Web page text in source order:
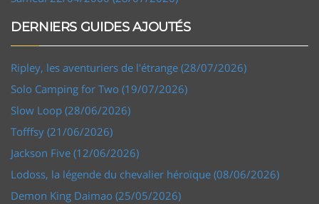
DERNIERS GUIDES AJOUTÉS
Ripley, les aventuriers de l'étrange (28/07/2026)
Solo Camping for Two (19/07/2026)
Slow Loop (28/06/2026)
Tofffsy (21/06/2026)
Jackson Five (12/06/2026)
Lodoss, la légende du chevalier héroïque (08/06/2026)
Demon King Daimao (25/05/2026)